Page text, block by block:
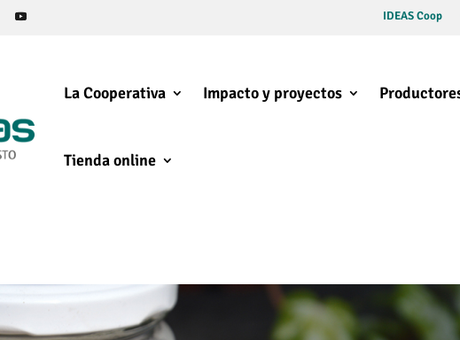
IDEAS Coop
La Cooperativa Impacto y proyectos
Tienda online